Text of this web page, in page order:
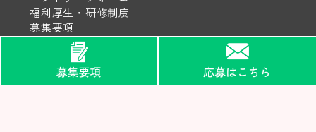
福利厚生・研修制度
募集要項
よくある質問
プライバシー・ポリシー